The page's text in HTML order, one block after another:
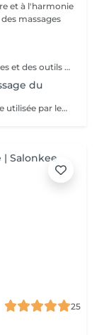
et à l'harmonie
massages
La thérapie par ventouses utilise des ventouses et des outils qui, par combustion, expulsent l'air de l'intérieur des ventouses, créant une pression négative qui permet aux ventouses d'adhérer aux points d'acupuncture ou à la surface de la peau où la thérapie par ventouses doit être effectuée, produisant ainsi une stimulation. Pour ce faire, à la fois en prévention et en traitement, la peau au niveau du site d'application des ventouses devient congestionnée et il y a stase sanguine Cupping therapy uses cups and tools employing combustion to expel air from inside the cups, creating negative pressure that causes the cups to adhere to acuponts or the skin surface where cupping is to be performed, thus producing stimulation,to achieve both prevention and treatment, the skin at the cupping site will become congested,and blood stasis.
du
Le Chi Nei Tzang est une technique ancestrale utilisée par les moines taoïstes de la Chine qui signifie «travail de l'énergie des organes internes». Selon les taoïstes, chaque organe est lié à une émotion : la colère au foie, la peur aux reins. Notre ventre porte en lui les traces laissées par tous nos traumatismes et nos secrets les plus intimes. L'obstruction des organes internes bloque la libre circulation de l'énergie vitale, le Chi. Le massage agit en profondeur sur les viscères, les émotions et tous les systèmes vitaux du corps. Déroulement de la séance: Pendant le soin vous êtes allongés sur le dos : le torse et le ventre nus, le bas du ventre et les jambes sont couverts ainsi que la poitrine chez les femmes. Pendant la séance vous portez un masque sur les yeux pour pouvoir vous détendre complètement. Mais vous restez attentifs à vos sensations ! À tout moment, si quelque chose vous inquiète ou vous dérange, (certains points de l'intestin peuvent être sensibles !) n'hésitez pas me signaler. Lors de massage j'utilise de l'huile de sésame ou d'amande douce. Aux certains moments lors de soin je prononce «six sons de guérison» qui possèdent un potentiel vibratoire qui participe du nettoyage des organes. Des pressions souples et profondes, appliquées directement sur les organes ou sur des points réflexes, permettent aux énergies ou aux émotions prisonnières, de se libérer. Le massage se termine par le drainage lymphatique et l'équilibrage des pouls.
25